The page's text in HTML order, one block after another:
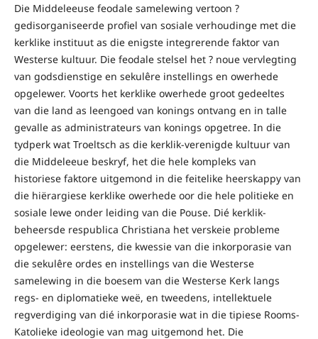
Die Middeleeuse feodale samelewing vertoon ?
gedisorganiseerde profiel van sosiale verhoudinge met die
kerklike instituut as die enigste integrerende faktor van
Westerse kultuur. Die feodale stelsel het ? noue vervlegting
van godsdienstige en sekulêre instellings en owerhede
opgelewer. Voorts het kerklike owerhede groot gedeeltes
van die land as leengoed van konings ontvang en in talle
gevalle as administrateurs van konings opgetree. In die
tydperk wat Troeltsch as die kerklik-verenigde kultuur van
die Middeleeue beskryf, het die hele kompleks van
historiese faktore uitgemond in die feitelike heerskappy van
die hiërargiese kerklike owerhede oor die hele politieke en
sosiale lewe onder leiding van die Pouse. Dié kerklik-
beheersde respublica Christiana het verskeie probleme
opgelewer: eerstens, die kwessie van die inkorporasie van
die sekulêre ordes en instellings van die Westerse
samelewing in die boesem van die Westerse Kerk langs
regs- en diplomatieke weë, en tweedens, intellektuele
regverdiging van dié inkorporasie wat in die tipiese Rooms-
Katolieke ideologie van mag uitgemond het. Die